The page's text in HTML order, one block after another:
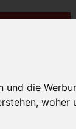
die
woher